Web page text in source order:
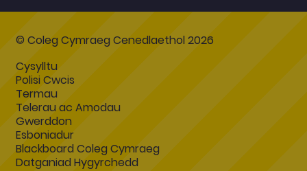
© Coleg Cymraeg Cenedlaethol 2026
Cysylltu
Polisi Cwcis
Termau
Telerau ac Amodau
Gwerddon
Esboniadur
Blackboard Coleg Cymraeg
Datganiad Hygyrchedd